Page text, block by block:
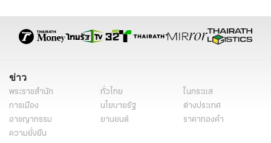
ข่าว
พระราชสำนัก ทั่วไทย
ในกระแส
การเมือง
นโยบายรัฐ
ต่างประเทศ
อาชญากรรม
ยานยนต์
ราคาทองคำ
ความยั่งยืน